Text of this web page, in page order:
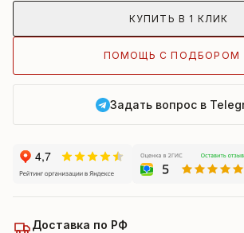
КУПИТЬ В 1 КЛИК
ПОМОЩЬ С ПОДБОРОМ
Задать вопрос в
Доставка по РФ